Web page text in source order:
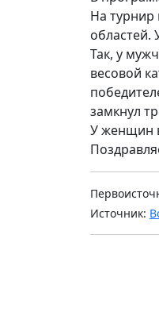
На турнир
областей.
Так, у
весовой
замкнул
У женщин
Источник: